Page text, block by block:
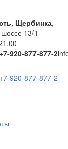
Щербинка,
13/1
920-877-877-2
920-877-877-2